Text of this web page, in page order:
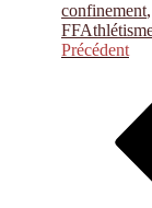
confinement,
l’article
Article
Précédent